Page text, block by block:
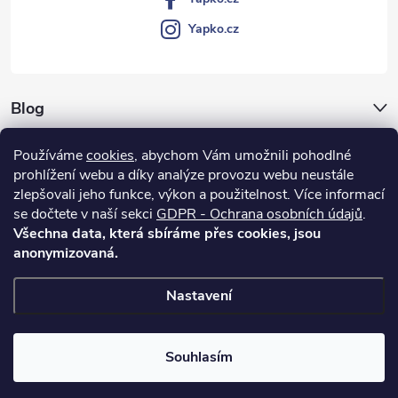
Používámecookies, abychom Vám umožnili pohodlné
prohlížení webu a díky analýze provozu webu neustále
zlepšovali jeho funkce, výkon a použitelnost. Více informací
se dočtete v naší sekci GDPR - Ochrana osobních údajů.
Všechna data, která sbíráme přes cookies, jsou
anonymizovaná.
Nastavení
Souhlasím
Blog
Vše o nákupu
Yapko.cz
cookies